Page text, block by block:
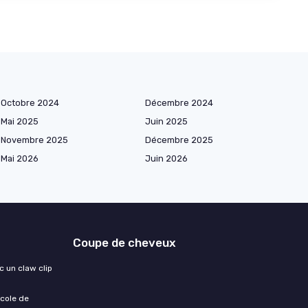
Octobre 2024
Décembre 2024
Mai 2025
Juin 2025
Novembre 2025
Décembre 2025
Mai 2026
Juin 2026
un claw clip
de
Coupe de cheveux